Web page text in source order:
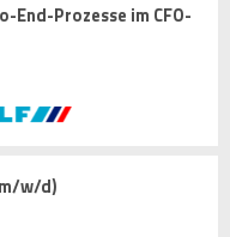
Prozesse im CFO-
w/d)